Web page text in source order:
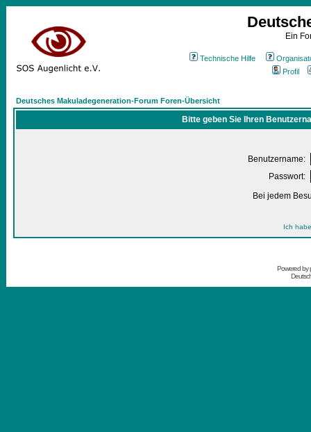
Ein
Technische Hilfe
Profil
Deutsches Makuladegeneration-Forum Foren-Übersicht
Bitte geben Sie Ihren
Benutzername:
Passwort:
Bei jedem
Ich
Powered by